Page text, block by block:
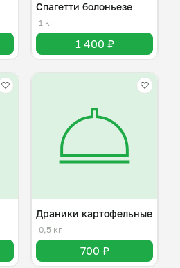
Спагетти болоньезе
1 кг
1 400 ₽
Драники картофельные
0,5 кг
700 ₽